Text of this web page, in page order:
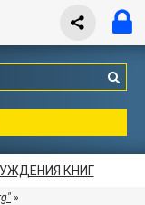
КНИГ
»